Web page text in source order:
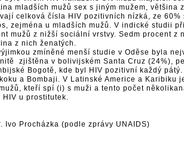
mladších mužů sex s jiným mužem, většina
celková čísla HIV pozitivních nízká, ze
zejména u mladších mužů. V indické studii
mužů z nižší sociální vrstvy. Sedm procent z
z nich ženatých.
zmíněné menší studie v Oděse byla
zjištěna v bolivijském Santa Cruz (24%),
Bogotě, kde byl HIV pozitivní každý
a Bombaji. V Latinské Americe a Karibiku
kteří spí (i) s muži a tento počet
HIV u prostitutek.
Ivo Procházka (podle zprávy UNAIDS)